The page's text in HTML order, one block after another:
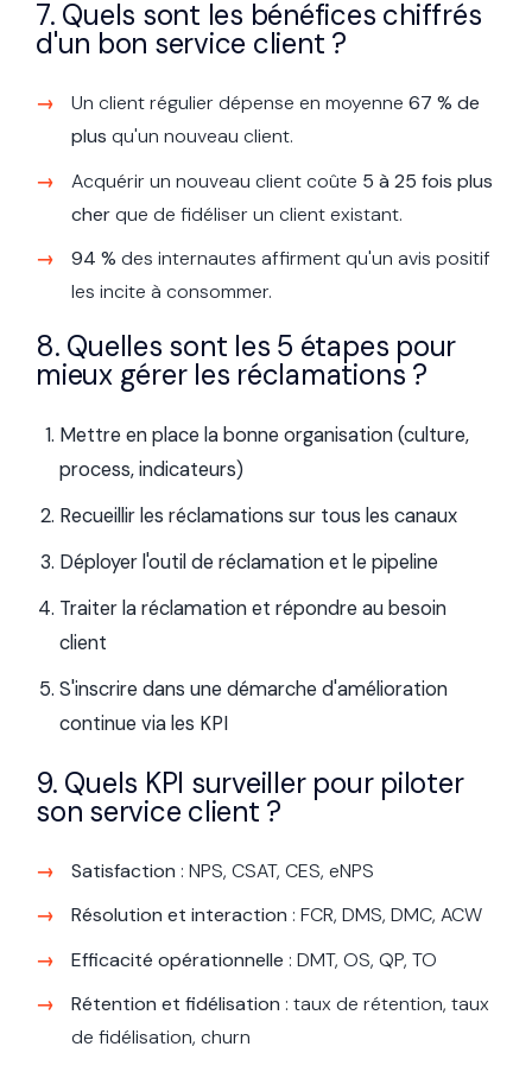
7. Quels sont les bénéfices chiffrés
d'un bon service client ?
Un client régulier dépense en moyenne 67 % de
plus qu'un nouveau client.
Acquérir un nouveau client coûte 5 à 25 fois plus
cherque de fidéliser un client existant.
94 % des internautes affirment qu'un avis positif
les incite à consommer.
8. Quelles sont les 5 étapes pour
mieux gérer les réclamations ?
Mettre en place la bonne organisation (culture,
process, indicateurs)
Recueillir les réclamations sur tous les canaux
Déployer l'outil de réclamation et le pipeline
Traiter la réclamation et répondre au besoin
client
S'inscrire dans une démarche d'amélioration
continue via les KPI
9. Quels KPI surveiller pour piloter
son service client ?
Satisfaction : NPS, CSAT, CES, eNPS
Résolution et interaction : FCR, DMS, DMC, ACW
Efficacité opérationnelle : DMT, OS, QP, TO
Rétention et fidélisation : taux de rétention, taux
de fidélisation, churn